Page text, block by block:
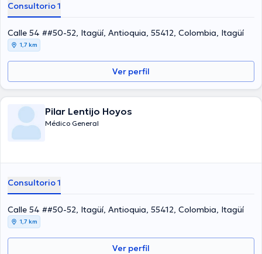
Consultorio 1
Calle 54 ##50-52, Itagüí, Antioquia, 55412, Colombia, Itagüí
1,7 km
Ver perfil
Pilar Lentijo Hoyos
Médico General
Consultorio 1
Calle 54 ##50-52, Itagüí, Antioquia, 55412, Colombia, Itagüí
1,7 km
Ver perfil